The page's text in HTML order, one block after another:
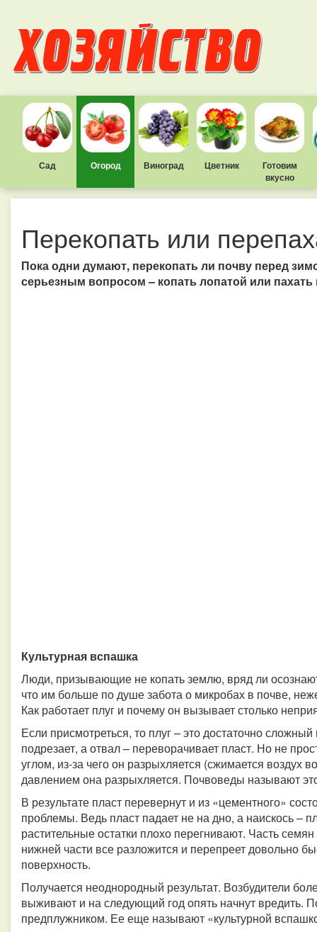
Сад Огород Виноград Цветник
Готовим
вкусно
Перекопать или
Пока одни думают, перекопать ли почву перед
серьезным вопросом – копать лопатой или
Культурная вспашка
Люди, призывающие не копать землю, вряд ли
что им больше по душе забота о микробах в почве,
Как работает плуг и почему он вызывает столько
Если присмотреться, то плуг – это достаточно
подрезает, а отвал – переворачивает пласт. Но не
углом, из-за чего он разрыхляется (сжимается воздух
давлением она разрыхляется. Почвоведы называют
В результате пласт перевернут и из «цементного»
проблемы. Ведь пласт падает не на дно, а наискось –
растительные остатки плохо перегнивают. Часть
нижней части все разложится и перепреет довольно
поверхность.
Получается неоднородный результат. Возбудители
выживают и на следующий год опять начнут вредить.
предплужником. Ее еще называют «культурной